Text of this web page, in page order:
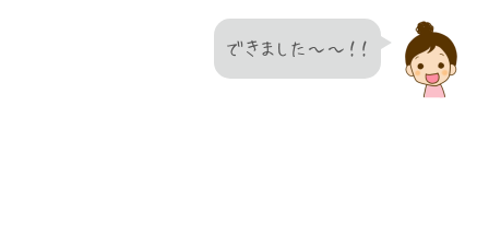
できました～～！！